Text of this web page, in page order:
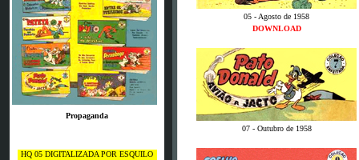
Propaganda
HQ 05 DIGITALIZADA POR ESQUILO
05 - Agosto de 1958
DOWNLOAD
07 - Outubro de 1958